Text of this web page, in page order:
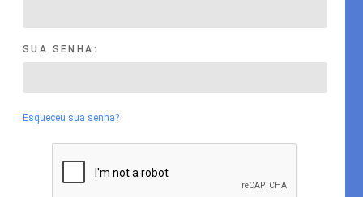
SUA SENHA:
Esqueceu sua senha?